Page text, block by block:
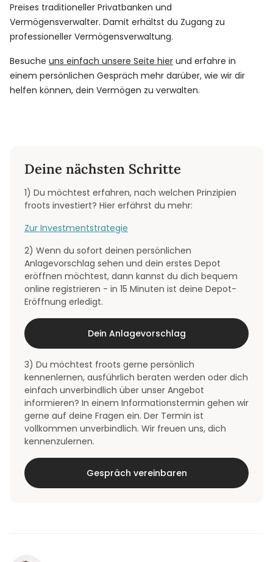
Preises traditioneller Privatbanken und
Vermögensverwalter. Damit erhältst du Zugang zu
professioneller Vermögensverwaltung.
Besuche uns einfach unsere Seite hier und erfahre in
einem persönlichen Gespräch mehr darüber, wie wir dir
helfen können, dein Vermögen zu verwalten.
Deine nächsten Schritte
1) Du möchtest erfahren, nach welchen Prinzipien
froots investiert? Hier erfährst du mehr:
Zur Investmentstrategie
2) Wenn du sofort deinen persönlichen
Anlagevorschlag sehen und dein erstes Depot
eröffnen möchtest, dann kannst du dich bequem
online registrieren - in 15 Minuten ist deine Depot-
Eröffnung erledigt.
Dein Anlagevorschlag
3) Du möchtest froots gerne persönlich
kennenlernen, ausführlich beraten werden oder dich
einfach unverbindlich über unser Angebot
informieren? In einem Informationstermin gehen wir
gerne auf deine Fragen ein. Der Termin ist
vollkommen unverbindlich. Wir freuen uns, dich
kennenzulernen.
Gespräch vereinbaren